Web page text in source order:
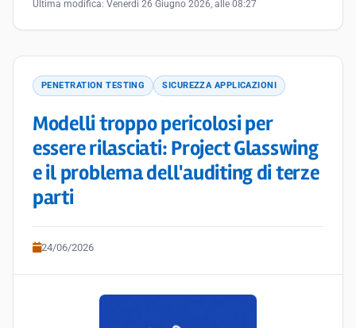
Ultima modifica: Venerdì 26 Giugno 2026, alle 08:27
PENETRATION TESTING SICUREZZA APPLICAZIONI
Modelli troppo pericolosi per
essere rilasciati: Project Glasswing
e il problema dell'auditing di terze
parti
24/06/2026